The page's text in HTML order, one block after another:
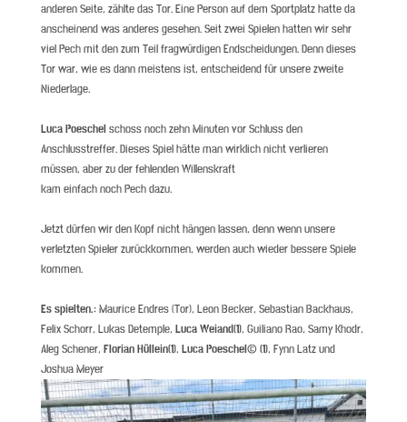
anderen Seite, zählte das Tor. Eine Person auf dem Sportplatz hatte da
anscheinend was anderes gesehen. Seit zwei Spielen hatten wir sehr
viel Pech mit den zum Teil fragwürdigen Endscheidungen. Denn dieses
Tor war, wie es dann meistens ist, entscheidend für unsere zweite
Niederlage.
Luca Poeschel schoss noch zehn Minuten vor Schluss den
Anschlusstreffer. Dieses Spiel hätte man wirklich nicht verlieren
müssen, aber zu der fehlenden Willenskraft
kam einfach noch Pech dazu.
Jetzt dürfen wir den Kopf nicht hängen lassen, denn wenn unsere
verletzten Spieler zurückkommen, werden auch wieder bessere Spiele
kommen.
Es spielten.:Maurice Endres (Tor), Leon Becker, Sebastian Backhaus,
Felix Schorr, Lukas Detemple, Luca Weiand(1), Guiliano Rao, Samy Khodr,
Aleg Schener, Florian Hüllein(1), Luca Poeschel© (1), Fynn Latz und
Joshua Meyer